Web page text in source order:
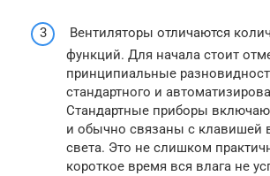
Вентиляторы отличаются
функций. Для начала стоит
принципиальные
стандартного и
Стандартные приборы
и обычно связаны с клавишей
света. Это не слишком
короткое время вся влага не